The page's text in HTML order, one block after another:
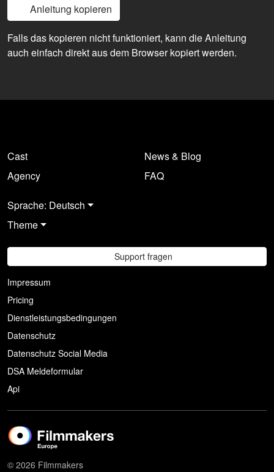
Anleitung kopieren
Falls das kopieren nicht funktioniert, kann die Anleitung
auch einfach direkt aus dem Browser kopiert werden.
Cast
Agency
News & Blog
FAQ
Sprache: Deutsch
Theme
Support fragen
Impressum
Pricing
Dienstleistungsbedingungen
Datenschutz
Datenschutz Social Media
DSA Meldeformular
Api
© 2026 Filmmakers